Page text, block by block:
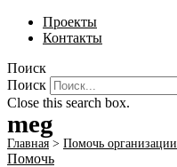
Проекты
Контакты
Поиск
Поиск
Close this search box.
meg
Главная > Помочь организации
Помочь